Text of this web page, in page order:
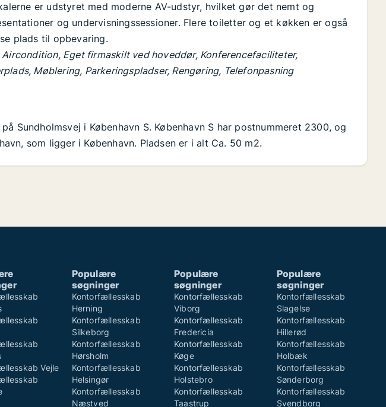
er udstyret med moderne AV-udstyr, hvilket gør det nemt og
og undervisningssessioner. Flere toiletter og et køkken er også
plads til opbevaring.
Eget firmaskilt ved hoveddør, Konferencefaciliteter,
Møblering, Parkeringspladser, Rengøring, Telefonpasning
Sundholmsvej i København S. København S har postnummeret 2300, og
som ligger i København. Pladsen er i alt Ca. 50 m2.
Vejle
Populære
søgninger
Kontorfællesskab
Herning
Kontorfællesskab
Silkeborg
Kontorfællesskab
Hørsholm
Kontorfællesskab
Helsingør
Kontorfællesskab
Næstved
Populære
søgninger
Kontorfællesskab
Viborg
Kontorfællesskab
Fredericia
Kontorfællesskab
Køge
Kontorfællesskab
Holstebro
Kontorfællesskab
Taastrup
Populære
søgninger
Kontorfællesskab
Slagelse
Kontorfællesskab
Hillerød
Kontorfællesskab
Holbæk
Kontorfællesskab
Sønderborg
Kontorfællesskab
Svendborg